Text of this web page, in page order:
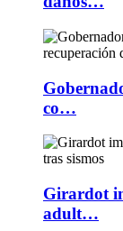
co…
Girardot
adult…